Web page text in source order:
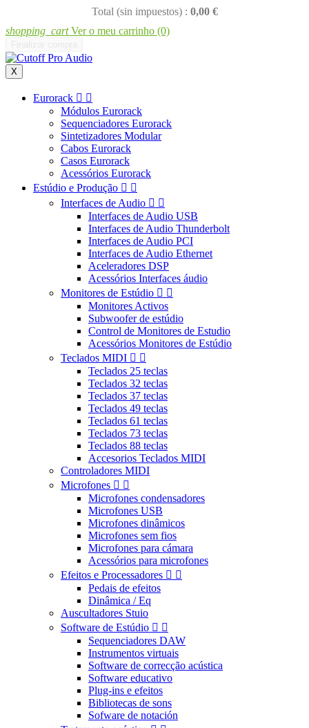
Total (sin impuestos) : 0,00 €
shopping_cart Ver o meu carrinho (0)
X
Eurorack  
Módulos Eurorack
Sequenciadores Eurorack
Sintetizadores Modular
Cabos Eurorack
Casos Eurorack
Acessórios Eurorack
Estúdio e Produção  
Interfaces de Audio  
Interfaces de Audio USB
Interfaces de Audio Thunderbolt
Interfaces de Audio PCI
Interfaces de Audio Ethernet
Aceleradores DSP
Acessórios Interfaces áudio
Monitores de Estúdio  
Monitores Activos
Subwoofer de estúdio
Control de Monitores de Estudio
Acessórios Monitores de Estúdio
Teclados MIDI  
Teclados 25 teclas
Teclados 32 teclas
Teclados 37 teclas
Teclados 49 teclas
Teclados 61 teclas
Teclados 73 teclas
Teclados 88 teclas
Accesorios Teclados MIDI
Controladores MIDI
Microfones  
Microfones condensadores
Microfones USB
Microfones dinâmicos
Microfones sem fios
Microfones para cámara
Acessórios para microfones
Efeitos e Processadores  
Pedais de efeitos
Dinâmica / Eq
Auscultadores Stuio
Software de Estúdio  
Sequenciadores DAW
Instrumentos virtuais
Software de correcção acústica
Software educativo
Plug-ins e efeitos
Bibliotecas de sons
Sofware de notación